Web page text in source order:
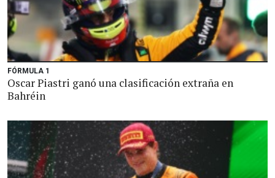
FÓRMULA 1
Oscar Piastri ganó una clasificación extraña en
Bahréin